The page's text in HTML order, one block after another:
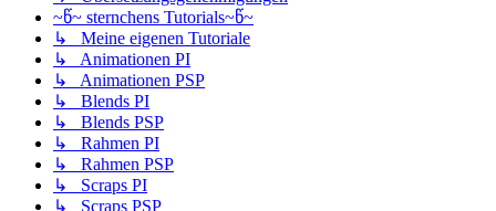
~წ~ sternchens Tutorials~წ~
↳ Meine eigenen Tutoriale
↳ Animationen PI
↳ Animationen PSP
↳ Blends PI
↳ Blends PSP
↳ Rahmen PI
↳ Rahmen PSP
↳ Scraps PI
↳ Scraps PSP